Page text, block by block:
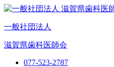
一般社団法人
滋賀県歯科医師会
077-523-2787